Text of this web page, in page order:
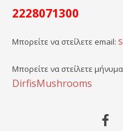
2228071300
Μπορείτε να στείλετε email:
Μπορείτε να στείλετε μήνυμα
DirfisMushrooms